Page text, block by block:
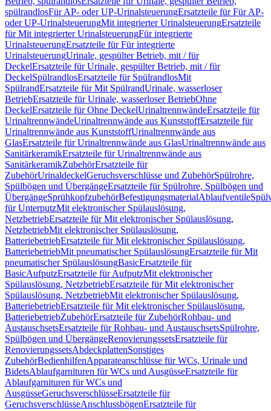
spülrandlosFür AP- oder UP-UrinalsteuerungErsatzteile für Für AP-
oder UP-UrinalsteuerungMit integrierter UrinalsteuerungErsatzteile
für Mit integrierter UrinalsteuerungFür integrierte
UrinalsteuerungErsatzteile für Für integrierte
UrinalsteuerungUrinale, gespülter Betrieb, mit / für
DeckelErsatzteile für Urinale, gespülter Betrieb, mit / für
DeckelSpülrandlosErsatzteile für SpülrandlosMit
SpülrandErsatzteile für Mit SpülrandUrinale, wasserloser
BetriebErsatzteile für Urinale, wasserloser BetriebOhne
DeckelErsatzteile für Ohne DeckelUrinaltrennwändeErsatzteile für
UrinaltrennwändeUrinaltrennwände aus KunststoffErsatzteile für
Urinaltrennwände aus KunststoffUrinaltrennwände aus
GlasErsatzteile für Urinaltrennwände aus GlasUrinaltrennwände aus
SanitärkeramikErsatzteile für Urinaltrennwände aus
SanitärkeramikZubehörErsatzteile für
ZubehörUrinaldeckelGeruchsverschlüsse und ZubehörSpülrohre,
Spülbögen und ÜbergängeErsatzteile für Spülrohre, Spülbögen und
ÜbergängeSprühkopfzubehörBefestigungsmaterialAblaufventile
für UnterputzMit elektronischer Spülauslösung,
NetzbetriebErsatzteile für Mit elektronischer Spülauslösung,
NetzbetriebMit elektronischer Spülauslösung,
BatteriebetriebErsatzteile für Mit elektronischer Spülauslösung,
BatteriebetriebMit pneumatischer SpülauslösungErsatzteile für Mit
pneumatischer SpülauslösungBasicErsatzteile für
BasicAufputzErsatzteile für AufputzMit elektronischer
Spülauslösung, NetzbetriebErsatzteile für Mit elektronischer
Spülauslösung, NetzbetriebMit elektronischer Spülauslösung,
BatteriebetriebErsatzteile für Mit elektronischer Spülauslösung,
BatteriebetriebZubehörErsatzteile für ZubehörRohbau- und
AustauschsetsErsatzteile für Rohbau- und AustauschsetsSpülrohre,
Spülbögen und ÜbergängeRenovierungssetsErsatzteile für
RenovierungssetsAbdeckplattenSonstiges
ZubehörBedienhilfenApparateanschlüsse für WCs, Urinale und
BidetsAblaufgarnituren für WCs und AusgüsseErsatzteile für
Ablaufgarnituren für WCs und
AusgüsseGeruchsverschlüsseErsatzteile für
GeruchsverschlüsseAnschlussbögenErsatzteile für